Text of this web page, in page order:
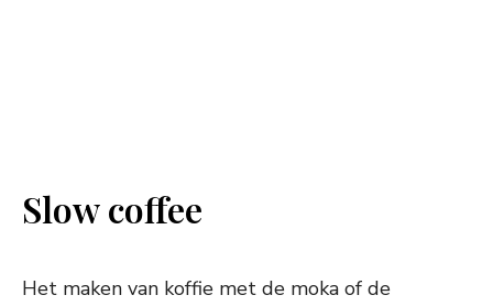
Slow coffee
Het maken van koffie met de moka of de